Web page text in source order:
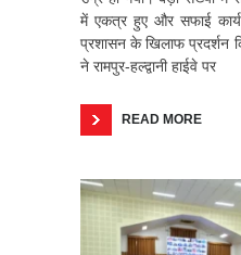
में एकत्र हुए और सफाई
प्रशासन के खिलाफ प्रदर्शन
ने रामपुर-हल्द्वानी हाईवे पर
READ MORE